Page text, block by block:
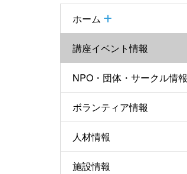
ホーム
講座イベント情報
NPO・団体・サークル情報
ボランティア情報
人材情報
施設情報